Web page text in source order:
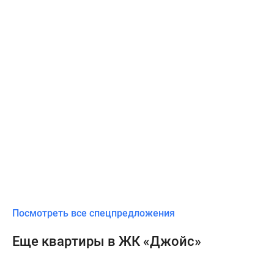
Посмотреть все спецпредложения
Еще квартиры в ЖК «Джойс»